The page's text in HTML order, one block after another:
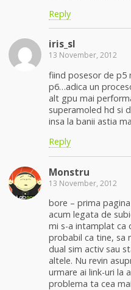
Reply
iris_sl
13 November, 2012
fiind posesor de p5
p6…adica un
alt gpu mai
superamoled hd si
insa la banii astia
Reply
Monstru
13 November, 2012
bore – prima
acum legata de
mi s-a intamplat ca
probabil ca tine, sa
dual sim activ sau
altele. Nu revin
urmare ai link-uri la
problema ta cea